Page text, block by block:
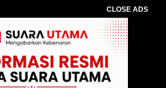
CLOSE ADS